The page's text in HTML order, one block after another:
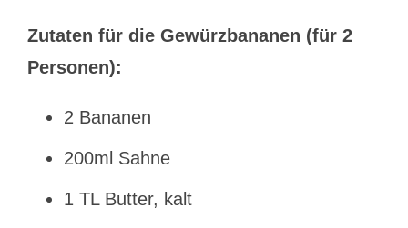
Zutaten für die Gewürzbananen (für 2
Personen):
2 Bananen
200ml Sahne
1 TL Butter, kalt